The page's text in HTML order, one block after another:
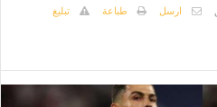
ارسل طباعة
تبليغ